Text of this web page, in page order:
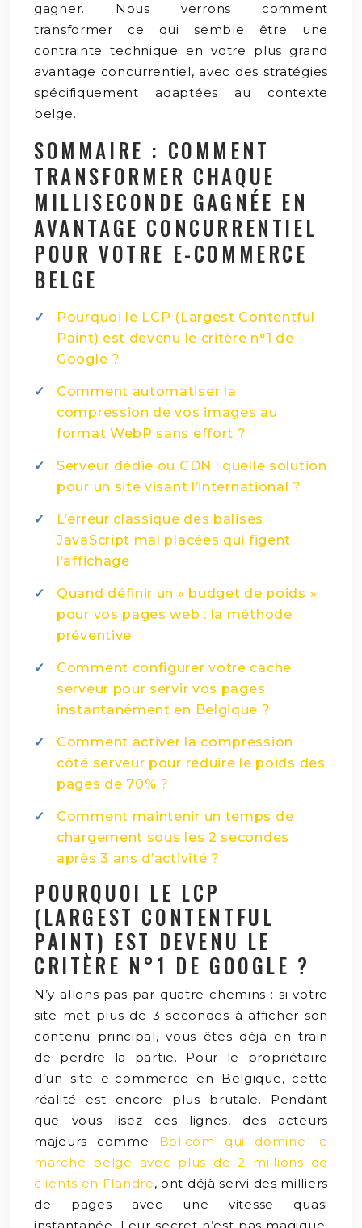
gagner. Nous verrons comment
transformer ce qui semble être une
contrainte technique en votre plus grand
avantage concurrentiel, avec des stratégies
spécifiquement adaptées au contexte
belge.
SOMMAIRE : COMMENT
TRANSFORMER CHAQUE
MILLISECONDE GAGNÉE EN
AVANTAGE CONCURRENTIEL
POUR VOTRE E-COMMERCE
BELGE
Pourquoi le LCP (Largest Contentful
Paint) est devenu le critère n°1 de
Google ?
Comment automatiser la
compression de vos images au
format WebP sans effort ?
Serveur dédié ou CDN : quelle solution
pour un site visant l’international ?
L’erreur classique des balises
JavaScript mal placées qui figent
l’affichage
Quand définir un « budget de poids »
pour vos pages web : la méthode
préventive
Comment configurer votre cache
serveur pour servir vos pages
instantanément en Belgique ?
Comment activer la compression
côté serveur pour réduire le poids des
pages de 70% ?
Comment maintenir un temps de
chargement sous les 2 secondes
après 3 ans d’activité ?
POURQUOI LE LCP
(LARGEST CONTENTFUL
PAINT) EST DEVENU LE
CRITÈRE N°1 DE GOOGLE ?
N’y allons pas par quatre chemins : si votre
site met plus de 3 secondes à afficher son
contenu principal, vous êtes déjà en train
de perdre la partie. Pour le propriétaire
d’un site e-commerce en Belgique, cette
réalité est encore plus brutale. Pendant
que vous lisez ces lignes, des acteurs
majeurs comme Bol.com qui domine le
marché belge avec plus de 2 millions de
clients en Flandre, ont déjà servi des milliers
de pages avec une vitesse quasi